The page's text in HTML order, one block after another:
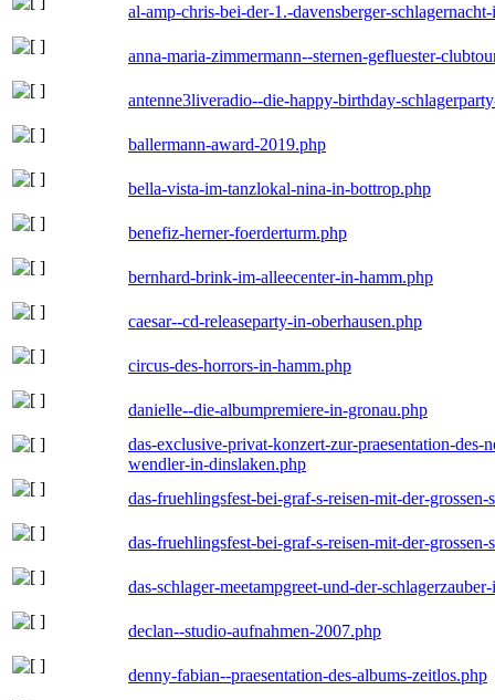
al-amp-chris-bei-der-1.-davensberger-
anna-maria-zimmermann--sternen-gefluester-
antenne3liveradio--die-happy-birthday-
ballermann-award-2019.php
bella-vista-im-tanzlokal-nina-in-bottrop.php
benefiz-herner-foerderturm.php
bernhard-brink-im-alleecenter-in-hamm.php
caesar--cd-releaseparty-in-oberhausen.php
circus-des-horrors-in-hamm.php
danielle--die-albumpremiere-in-gronau.php
das-exclusive-privat-konzert-zur-praesentation-
wendler-in-dinslaken.php
das-fruehlingsfest-bei-graf-s-reisen-mit-der-
das-fruehlingsfest-bei-graf-s-reisen-mit-der-
das-schlager-meetampgreet-und-der-
declan--studio-aufnahmen-2007.php
denny-fabian--praesentation-des-albums-zeitlos.php